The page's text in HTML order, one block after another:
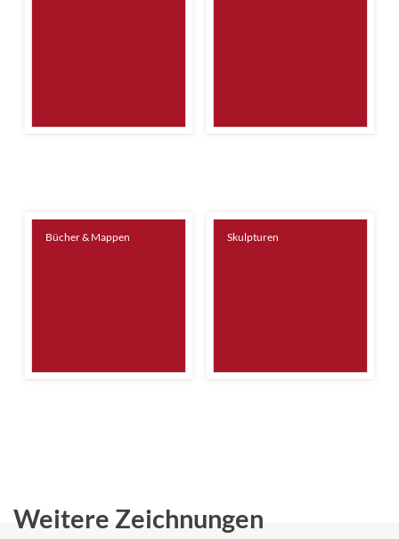
Bücher & Mappen Skulpturen
Weitere Zeichnungen